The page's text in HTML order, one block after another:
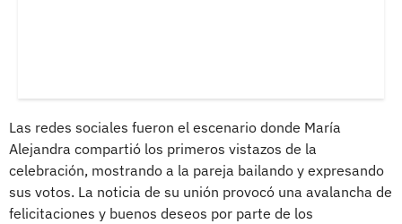
Las redes sociales fueron el escenario donde María
Alejandra compartió los primeros vistazos de la
celebración, mostrando a la pareja bailando y expresando
sus votos. La noticia de su unión provocó una avalancha de
felicitaciones y buenos deseos por parte de los